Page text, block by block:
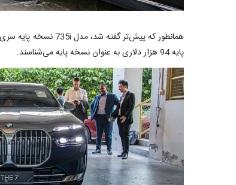
پایه 94 هزار دلاری به عنوان نسخه پایه می‌شناسند.